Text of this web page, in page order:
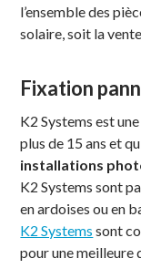
l’ensemble des
solaire, soit la
Fixation
K2 Systems est
plus de 15 ans et
installations
K2 Systems sont
en ardoises ou en
K2 Systems sont
pour une